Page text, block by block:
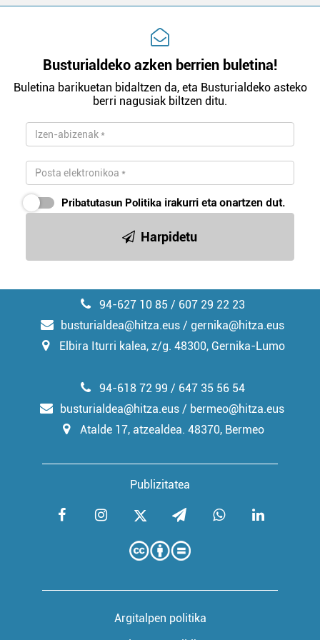
Busturialdeko azken berrien buletina!
Buletina barikuetan bidaltzen da, eta Busturialdeko asteko
berri nagusiak biltzen ditu.
Pribatutasun Politika irakurri eta onartzen dut.
Harpidetu
94-627 10 85 / 607 29 22 23
busturialdea@hitza.eus / gernika@hitza.eus
Elbira Iturri kalea, z/g. 48300, Gernika-Lumo
Publizitatea
94-618 72 99 / 647 35 56 54
busturialdea@hitza.eus / bermeo@hitza.eus
Atalde 17, atzealdea. 48370, Bermeo
Argitalpen politika